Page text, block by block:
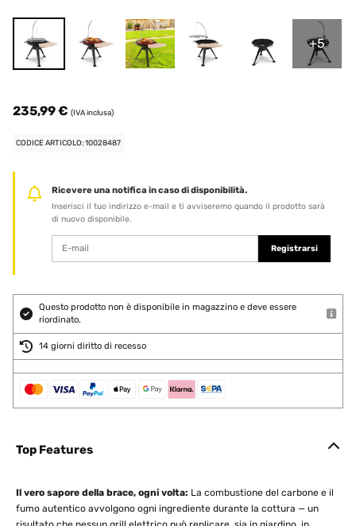
+5
235,99 € (IVA inclusa)
CODICE ARTICOLO: 10028487
Ricevere una notifica in caso di disponibilità.
Inserisci il tuo indirizzo e-mail e ti avviseremo quando il prodotto sarà
di nuovo disponibile.
Registrarsi
Questo prodotto non è disponibile in magazzino e deve essere
riordinato.
14 giorni diritto di recesso
Top Features
Il vero sapore della brace, ogni volta: La combustione del carbone e il
fumo autentico avvolgono ogni ingrediente durante la cottura — un